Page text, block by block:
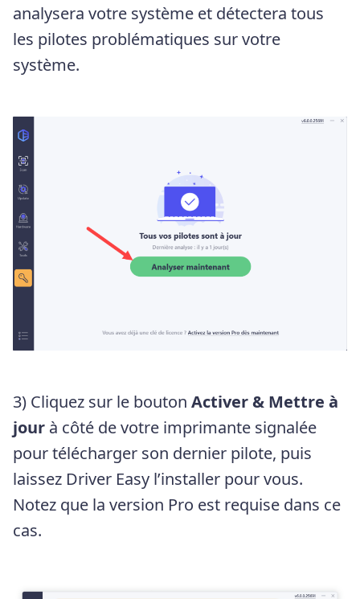
analysera votre système et détectera tous
les pilotes problématiques sur votre
système.
3) Cliquez sur le bouton Activer & Mettre à
jour à côté de votre imprimante signalée
pour télécharger son dernier pilote, puis
laissez Driver Easy l’installer pour vous.
Notez que la version Pro est requise dans ce
cas.